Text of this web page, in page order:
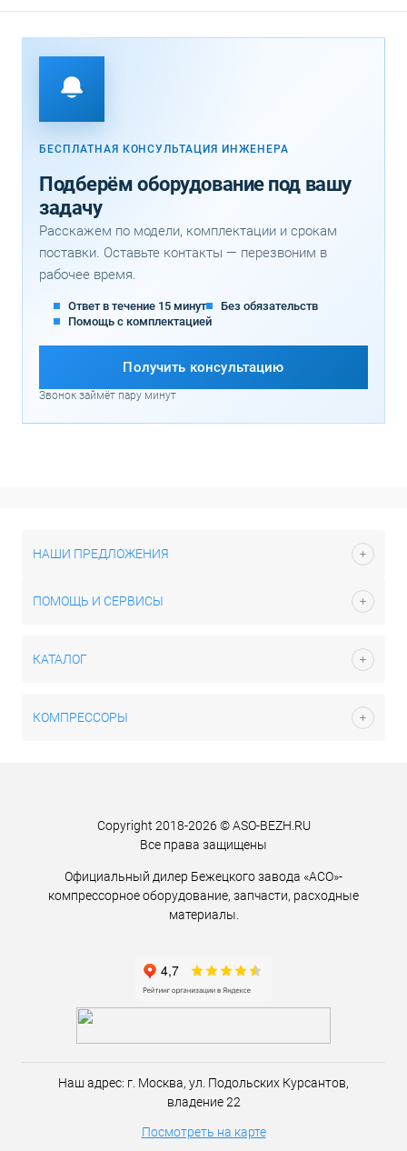
БЕСПЛАТНАЯ КОНСУЛЬТАЦИЯ ИНЖЕНЕРА
Подберём оборудование под вашу
задачу
Расскажем по модели, комплектации и срокам
поставки. Оставьте контакты — перезвоним в
рабочее время.
Ответ в течение 15 минут
Без обязательств
Помощь с комплектацией
Получить консультацию
Звонок займёт пару минут
НАШИ ПРЕДЛОЖЕНИЯ
ПОМОЩЬ И СЕРВИСЫ
КАТАЛОГ
КОМПРЕССОРЫ
Copyright 2018-2026 © ASO-BEZH.RU
Все права защищены
Официальный дилер Бежецкого завода «АСО»-
компрессорное оборудование, запчасти, расходные
материалы.
Наш адрес: г. Москва, ул. Подольских Курсантов,
владение 22
Посмотреть на карте